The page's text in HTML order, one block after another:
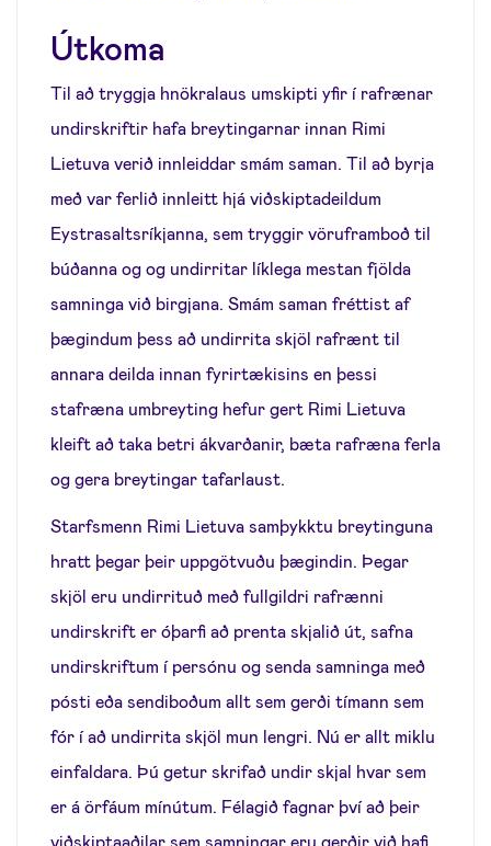
Útkoma
Til að tryggja hnökralaus umskipti yfir í rafrænar
undirskriftir hafa breytingarnar innan Rimi
Lietuva verið innleiddar smám saman. Til að byrja
með var ferlið innleitt hjá viðskiptadeildum
Eystrasaltsríkjanna, sem tryggir vöruframboð til
búðanna og og undirritar líklega mestan fjölda
samninga við birgjana. Smám saman fréttist af
þægindum þess að undirrita skjöl rafrænt til
annara deilda innan fyrirtækisins en þessi
stafræna umbreyting hefur gert Rimi Lietuva
kleift að taka betri ákvarðanir, bæta rafræna ferla
og gera breytingar tafarlaust.
Starfsmenn Rimi Lietuva samþykktu breytinguna
hratt þegar þeir uppgötvuðu þægindin. Þegar
skjöl eru undirrituð með fullgildri rafrænni
undirskrift er óþarfi að prenta skjalið út, safna
undirskriftum í persónu og senda samninga með
pósti eða sendiboðum allt sem gerði tímann sem
fór í að undirrita skjöl mun lengri. Nú er allt miklu
einfaldara. Þú getur skrifað undir skjal hvar sem
er á örfáum mínútum. Félagið fagnar því að þeir
viðskiptaaðilar sem samningar eru gerðir við hafi